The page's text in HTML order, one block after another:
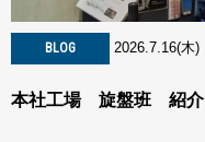
BLOG 2026.7.16(木)
本社工場 旋盤班 紹介